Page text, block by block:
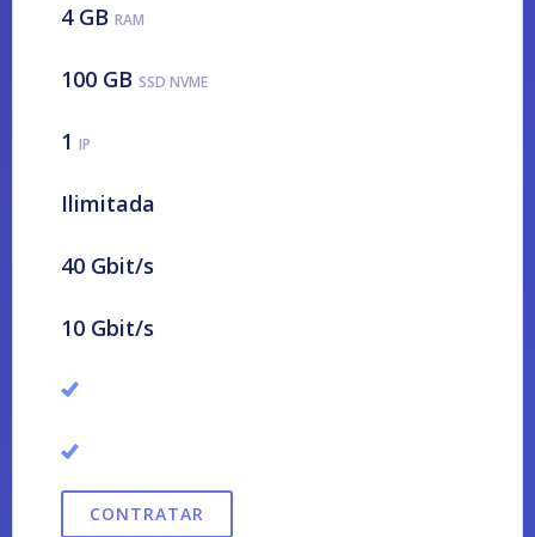
4 GB RAM
100 GB SSD NVME
1 IP
Ilimitada
40 Gbit/s
10 Gbit/s
CONTRATAR